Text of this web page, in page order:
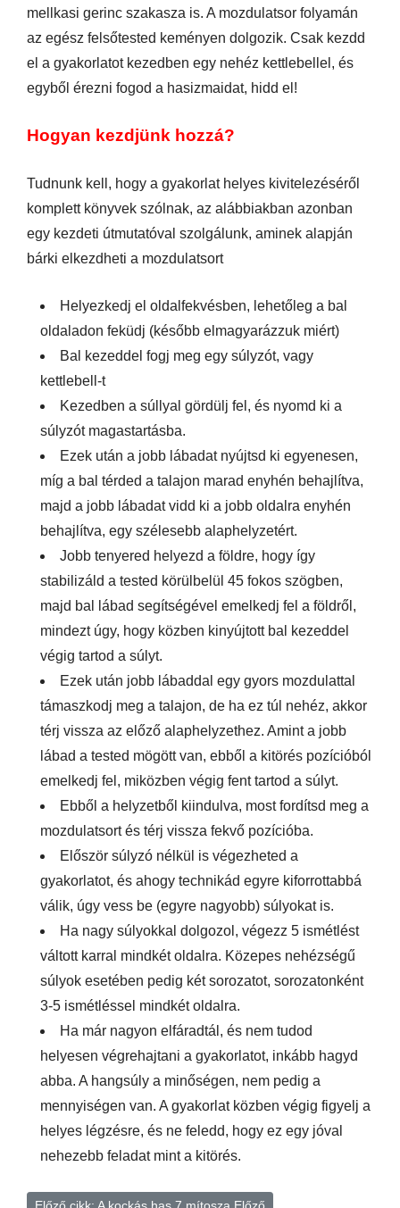
mellkasi gerinc szakasza is. A mozdulatsor folyamán
az egész felsőtested keményen dolgozik. Csak kezdd
el a gyakorlatot kezedben egy nehéz kettlebellel, és
egyből érezni fogod a hasizmaidat, hidd el!
Hogyan kezdjünk hozzá?
Tudnunk kell, hogy a gyakorlat helyes kivitelezéséről
komplett könyvek szólnak, az alábbiakban azonban
egy kezdeti útmutatóval szolgálunk, aminek alapján
bárki elkezdheti a mozdulatsort
Helyezkedj el oldalfekvésben, lehetőleg a bal
oldaladon feküdj (később elmagyarázzuk miért)
Bal kezeddel fogj meg egy súlyzót, vagy
kettlebell-t
Kezedben a súllyal gördülj fel, és nyomd ki a
súlyzót magastartásba.
Ezek után a jobb lábadat nyújtsd ki egyenesen,
míg a bal térded a talajon marad enyhén behajlítva,
majd a jobb lábadat vidd ki a jobb oldalra enyhén
behajlítva, egy szélesebb alaphelyzetért.
Jobb tenyered helyezd a földre, hogy így
stabilizáld a tested körülbelül 45 fokos szögben,
majd bal lábad segítségével emelkedj fel a földről,
mindezt úgy, hogy közben kinyújtott bal kezeddel
végig tartod a súlyt.
Ezek után jobb lábaddal egy gyors mozdulattal
támaszkodj meg a talajon, de ha ez túl nehéz, akkor
térj vissza az előző alaphelyzethez. Amint a jobb
lábad a tested mögött van, ebből a kitörés pozícióból
emelkedj fel, miközben végig fent tartod a súlyt.
Ebből a helyzetből kiindulva, most fordítsd meg a
mozdulatsort és térj vissza fekvő pozícióba.
Először súlyzó nélkül is végezheted a
gyakorlatot, és ahogy technikád egyre kiforrottabbá
válik, úgy vess be (egyre nagyobb) súlyokat is.
Ha nagy súlyokkal dolgozol, végezz 5 ismétlést
váltott karral mindkét oldalra. Közepes nehézségű
súlyok esetében pedig két sorozatot, sorozatonként
3-5 ismétléssel mindkét oldalra.
Ha már nagyon elfáradtál, és nem tudod
helyesen végrehajtani a gyakorlatot, inkább hagyd
abba. A hangsúly a minőségen, nem pedig a
mennyiségen van. A gyakorlat közben végig figyelj a
helyes légzésre, és ne feledd, hogy ez egy jóval
nehezebb feladat mint a kitörés.
Előző cikk: A kockás has 7 mítosza Előző